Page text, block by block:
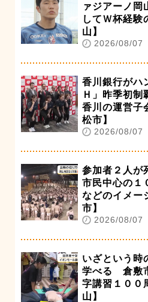
ァジアーノ
してＷ杯経験
山】
2026/08/07
香川銀行がハ
Ｈ」昨季初制
香川の運営子
松市】
2026/08/07
参加者２人が
市民中心の１
などのイメー
市】
2026/08/07
いざという時
学べる 倉敷
字講習１００
山】